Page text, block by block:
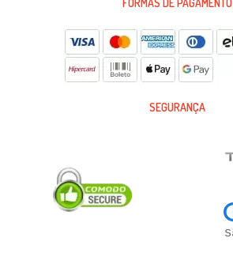
FORMAS DE PAGAMENTO
SEGURANÇA